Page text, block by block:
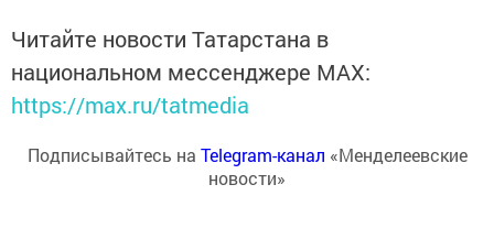
Читайте новости Татарстана в
национальном мессенджере MАХ:
https://max.ru/tatmedia
Подписывайтесь на Telegram-канал «Менделеевские
новости»